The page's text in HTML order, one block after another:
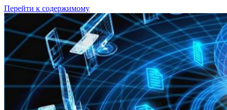
Перейти к содержимому